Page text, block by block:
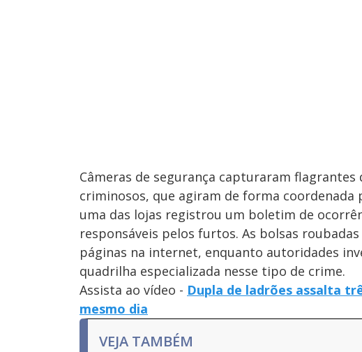
Câmeras de segurança capturaram
criminosos, que agiram de forma
uma das lojas registrou um boletim de
responsáveis pelos furtos. As bolsas
páginas na internet, enquanto autoridades
quadrilha especializada nesse tipo de crime.
Assista ao vídeo - Dupla de ladrões assalta
mesmo dia
VEJA TAMBÉM